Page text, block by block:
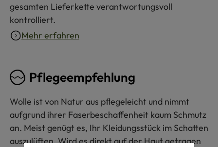
gesamten Lieferkette verantwortungsvoll
kontrolliert.
Mehr erfahren
Pflegeempfehlung
Wolle ist von Natur aus pflegeleicht und nimmt
aufgrund ihrer Faserbeschaffenheit kaum Schmutz
an. Meist genügt es, Ihr Kleidungsstück im Schatten
auszulüften. Wird es direkt auf der Haut getragen